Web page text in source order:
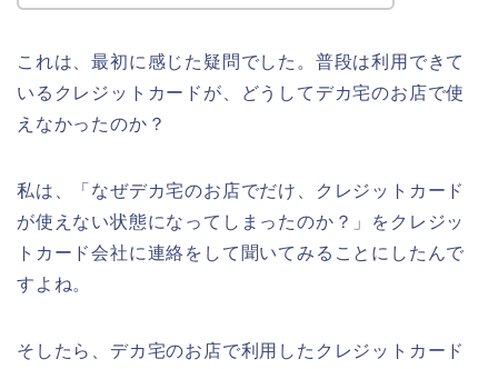
これは、最初に感じた疑問でした。普段は利用できて
いるクレジットカードが、どうしてデカ宅のお店で使
えなかったのか？
私は、「なぜデカ宅のお店でだけ、クレジットカード
が使えない状態になってしまったのか？」をクレジッ
トカード会社に連絡をして聞いてみることにしたんで
すよね。
そしたら、デカ宅のお店で利用したクレジットカード